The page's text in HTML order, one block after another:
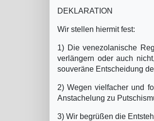
DEKLARATION
Wir stellen hiermit fest:
1) Die venezolanische
verlängern oder auch
souveräne Entscheidung
2) Wegen vielfacher und
Anstachelung zu
3) Wir begrüßen die